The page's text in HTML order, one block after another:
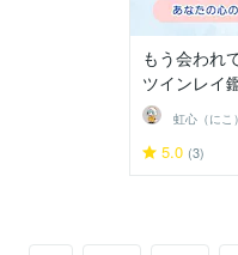
もう会われ
ツインレイ
5.0 (3)